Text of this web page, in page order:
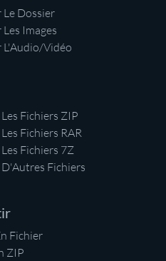
Le Dossier
Images
L'Audio/Vidéo
Fichiers ZIP
Fichiers RAR
Fichiers 7Z
Fichiers
Fichier
ZIP